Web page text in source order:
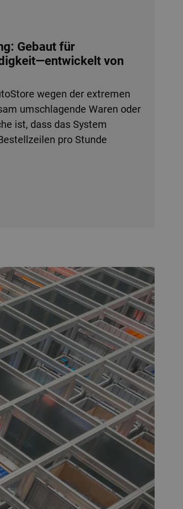
Gebaut für
von
wegen der extremen
umschlagende Waren oder
ist, dass das System
pro Stunde